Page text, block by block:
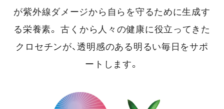
が紫外線ダメージから自らを守るために生成す
る栄養素。 古くから人々の健康に役立ってきた
クロセチンが、透明感のある明るい毎日をサポ
ートします。